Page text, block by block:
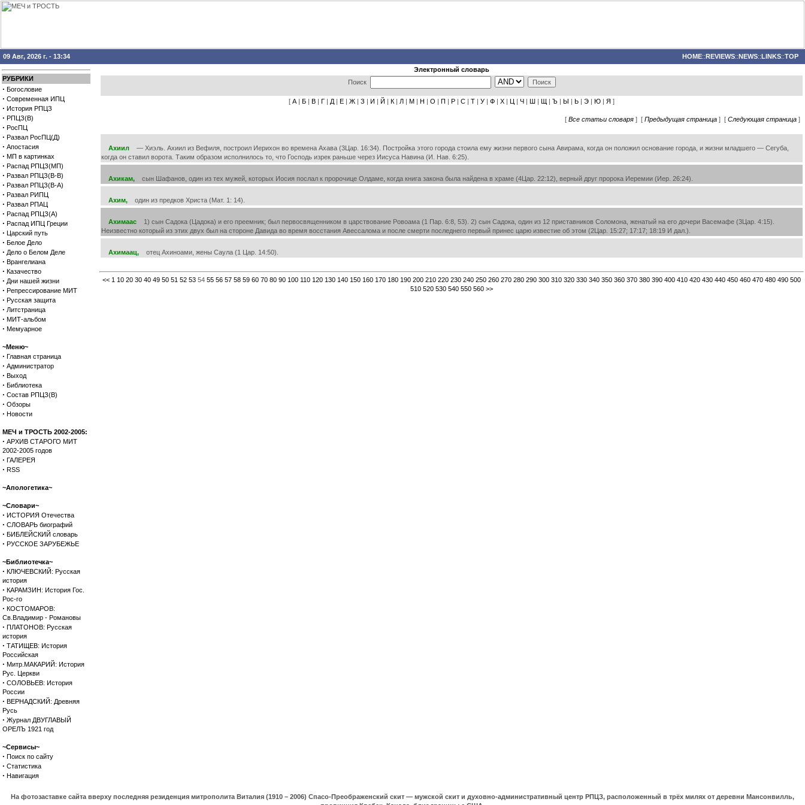
09 Авг, 2026 г. - 13:34 HOME::REVIEWS::NEWS::LINKS::TOP
РУБРИКИ
· Богословие
· Современная ИПЦ
· История РПЦЗ
· РПЦЗ(В)
· РосПЦ
· Развал РосПЦ(Д)
· Апостасия
· МП в картинках
· Распад РПЦЗ(МП)
· Развал РПЦЗ(В-В)
· Развал РПЦЗ(В-А)
· Развал РИПЦ
· Развал РПАЦ
· Распад РПЦЗ(А)
· Распад ИПЦ Греции
· Царский путь
· Белое Дело
· Дело о Белом Деле
· Врангелиана
· Казачество
· Дни нашей жизни
· Репрессирование МИТ
· Русская защита
· Литстраница
· МИТ-альбом
· Мемуарное
~Меню~
· Главная страница
· Администратор
· Выход
· Библиотека
· Состав РПЦЗ(В)
· Обзоры
· Новости
МЕЧ и ТРОСТЬ 2002-2005:
· АРХИВ СТАРОГО МИТ
2002-2005 годов
· ГАЛЕРЕЯ
· RSS
~Апологетика~
~Словари~
· ИСТОРИЯ Отечества
· СЛОВАРЬ биографий
· БИБЛЕЙСКИЙ словарь
· РУССКОЕ ЗАРУБЕЖЬЕ
~Библиотечка~
· КЛЮЧЕВСКИЙ: Русская
история
· КАРАМЗИН: История Гос.
Рос-го
· КОСТОМАРОВ:
Св.Владимир - Романовы
· ПЛАТОНОВ: Русская
история
· ТАТИЩЕВ: История
Российская
· Митр.МАКАРИЙ: История
Рус. Церкви
· СОЛОВЬЕВ: История
России
· ВЕРНАДСКИЙ: Древняя
Русь
· Журнал ДВУГЛАВЫЙ
ОРЕЛЪ 1921 год
~Сервисы~
· Поиск по сайту
· Статистика
· Навигация
Электронный словарь
Поиск
[ А | Б | В | Г | Д | Е | Ж | З | И | Й | К | Л | М | Н | О | П | Р | С | Т | У | Ф | Х | Ц | Ч | Ш | Щ | Ъ | Ы | Ь | Э | Ю | Я ]
[ Все статьи словаря ] [ Предыдущая страница ] [ Следующая страница ]
Ахиил — Хиэль. Ахиил из Вефиля, построил Иерихон во времена Ахава (3Цар. 16:34). Постройка этого города стоила ему жизни первого сына Авирама, когда он положил основание города, и жизни младшего — Сегуба,
когда он ставил ворота. Таким образом исполнилось то, что Господь изрек раньше через Иисуса Навина (И. Нав. 6:25).
Ахикам, сын Шафанов, один из тех мужей, которых Иосия послал к пророчице Олдаме, когда книга закона была найдена в храме (4Цар. 22:12), верный друг пророка Иеремии (Иер. 26:24).
Ахим, один из предков Христа (Мат. 1: 14).
Ахимаас 1) сын Садока (Цадока) и его преемник; был первосвященником в царствование Ровоама (1 Пар. 6:8, 53). 2) сын Садока, один из 12 приставников Соломона, женатый на его дочери Васемафе (3Цар. 4:15).
Неизвестно который из этих двух был на стороне Давида во время восстания Авессалома и после смерти последнего первый принес царю известие об этом (2Цар. 15:27; 17:17; 18:19 И дал.).
Ахимаац, отец Ахиноами, жены Саула (1 Цар. 14:50).
<< 1 10 20 30 40 49 50 51 52 53 54 55 56 57 58 59 60 70 80 90 100 110 120 130 140 150 160 170 180 190 200 210 220 230 240 250 260 270 280 290 300 310 320 330 340 350 360 370 380 390 400 410 420 430 440 450 460 470 480 490 500
510 520 530 540 550 560 >>
На фотозаставке сайта вверху последняя резиденция митрополита Виталия (1910 – 2006) Спасо-Преображенский скит — мужской скит и духовно-административный центр РПЦЗ, расположенный в трёх милях от деревни Мансонвилль,